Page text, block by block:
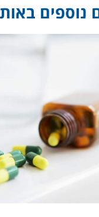
נוספים